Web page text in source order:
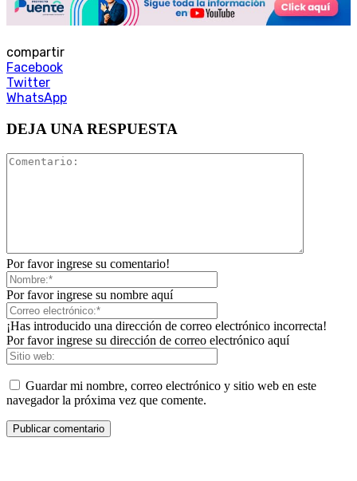
compartir
Facebook
Twitter
WhatsApp
DEJA UNA RESPUESTA
Por favor ingrese su comentario!
Por favor ingrese su nombre aquí
¡Has introducido una dirección de correo electrónico incorrecta!
Por favor ingrese su dirección de correo electrónico aquí
Guardar mi nombre, correo electrónico y sitio web en este
navegador la próxima vez que comente.